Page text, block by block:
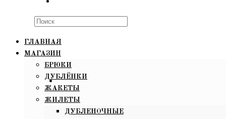
Search
website
ГЛАВНАЯ
МАГАЗИН
БРЮКИ
ДУБЛЁНКИ
ЖАКЕТЫ
ЖИЛЕТЫ
ДУБЛЕНОЧНЫЕ
Открывается
в
новом